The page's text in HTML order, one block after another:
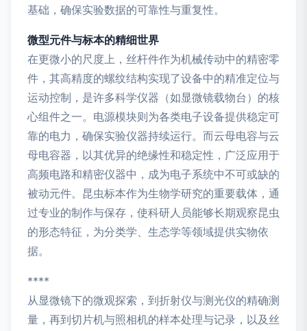
基础，确保实验数据的可靠性与重复性。
微型元件与标本的精细世界
在更微小的尺度上，丝杆件作为机械传动中的精密零
件，其高精度的螺纹结构实现了设备中的精准定位与
运动控制，是许多科学仪器（如显微镜载物台）的核
心组件之一。电源模块则为各类电子设备提供稳定可
靠的电力，确保实验仪器持续运行。而云母电容与云
母电容器，以其优异的绝缘性和稳定性，广泛应用于
高频电路和精密仪器中，成为电子系统中不可或缺的
被动元件。昆虫标本作为生物学研究的重要载体，通
过专业的制作与保存，使科研人员能够长期观察昆虫
的形态特征，为分类学、生态学等领域提供实物依
据。
****
从显微镜下的微观探索，到折射仪与测光仪的精确测
量，再到切片机与照相机的样本处理与记录，以及丝